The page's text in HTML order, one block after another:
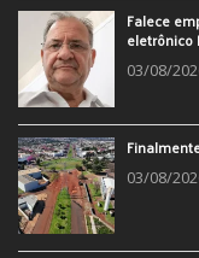
Falece
eletrônico
03/08/
03/08/